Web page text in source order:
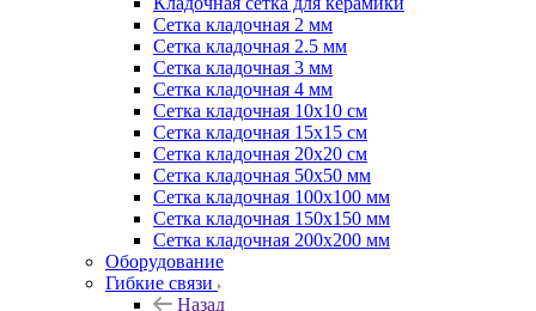
Сетка кладочная 2 мм
Сетка кладочная 2.5 мм
Сетка кладочная 3 мм
Сетка кладочная 4 мм
Сетка кладочная 10x10 см
Сетка кладочная 15x15 см
Сетка кладочная 20x20 см
Сетка кладочная 50x50 мм
Сетка кладочная 100x100 мм
Сетка кладочная 150x150 мм
Сетка кладочная 200x200 мм
Оборудование
Гибкие связи
Назад